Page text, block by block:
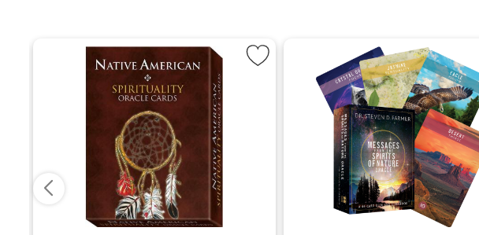
Oracle som favorit Markera Native American Oracle som favoritMarkera Messages from